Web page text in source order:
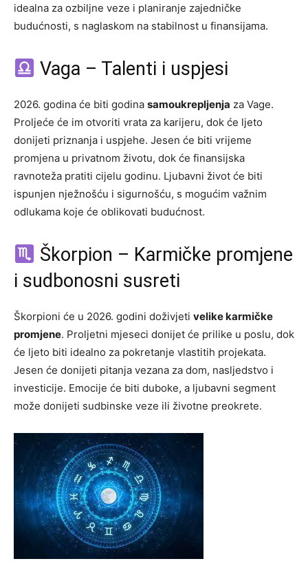
idealna za ozbiljne veze i planiranje zajedničke
budućnosti, s naglaskom na stabilnost u finansijama.
Vaga – Talenti i uspjesi
2026. godina će biti godina samoukrepljenja za Vage.
Proljeće će im otvoriti vrata za karijeru, dok će ljeto
donijeti priznanja i uspjehe. Jesen će biti vrijeme
promjena u privatnom životu, dok će finansijska
ravnoteža pratiti cijelu godinu. Ljubavni život će biti
ispunjen nježnošću i sigurnošću, s mogućim važnim
odlukama koje će oblikovati budućnost.
Škorpion – Karmičke promjene
i sudbonosni susreti
Škorpioni će u 2026. godini doživjeti velike karmičke
promjene. Proljetni mjeseci donijet će prilike u poslu, dok
će ljeto biti idealno za pokretanje vlastitih projekata.
Jesen će donijeti pitanja vezana za dom, nasljedstvo i
investicije. Emocije će biti duboke, a ljubavni segment
može donijeti sudbinske veze ili životne preokrete.